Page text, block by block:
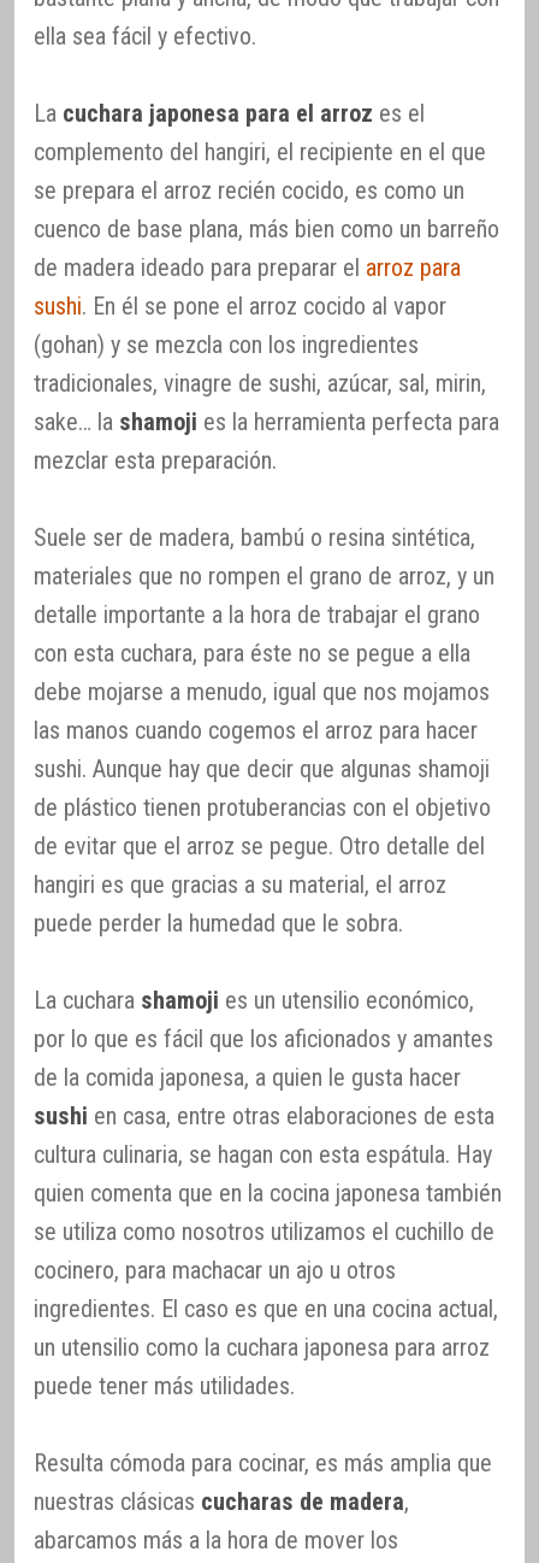
ella sea fácil y efectivo.
La cuchara japonesa para el arroz es el
complemento del hangiri, el recipiente en el que
se prepara el arroz recién cocido, es como un
cuenco de base plana, más bien como un barreño
de madera ideado para preparar el arroz para
sushi. En él se pone el arroz cocido al vapor
(gohan) y se mezcla con los ingredientes
tradicionales, vinagre de sushi, azúcar, sal, mirin,
sake… la shamoji es la herramienta perfecta para
mezclar esta preparación.
Suele ser de madera, bambú o resina sintética,
materiales que no rompen el grano de arroz, y un
detalle importante a la hora de trabajar el grano
con esta cuchara, para éste no se pegue a ella
debe mojarse a menudo, igual que nos mojamos
las manos cuando cogemos el arroz para hacer
sushi. Aunque hay que decir que algunas shamoji
de plástico tienen protuberancias con el objetivo
de evitar que el arroz se pegue. Otro detalle del
hangiri es que gracias a su material, el arroz
puede perder la humedad que le sobra.
La cuchara shamoji es un utensilio económico,
por lo que es fácil que los aficionados y amantes
de la comida japonesa, a quien le gusta hacer
sushi en casa, entre otras elaboraciones de esta
cultura culinaria, se hagan con esta espátula. Hay
quien comenta que en la cocina japonesa también
se utiliza como nosotros utilizamos el cuchillo de
cocinero, para machacar un ajo u otros
ingredientes. El caso es que en una cocina actual,
un utensilio como la cuchara japonesa para arroz
puede tener más utilidades.
Resulta cómoda para cocinar, es más amplia que
nuestras clásicas cucharas de madera,
abarcamos más a la hora de mover los